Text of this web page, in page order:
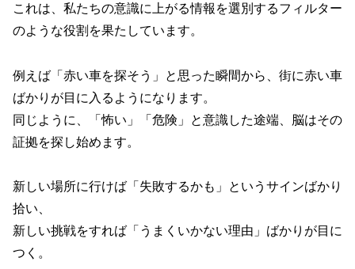
これは、私たちの意識に上がる情報を選別するフィルター
のような役割を果たしています。
例えば「赤い車を探そう」と思った瞬間から、街に赤い車
ばかりが目に入るようになります。
同じように、「怖い」「危険」と意識した途端、脳はその
証拠を探し始めます。
新しい場所に行けば「失敗するかも」というサインばかり
拾い、
新しい挑戦をすれば「うまくいかない理由」ばかりが目に
つく。